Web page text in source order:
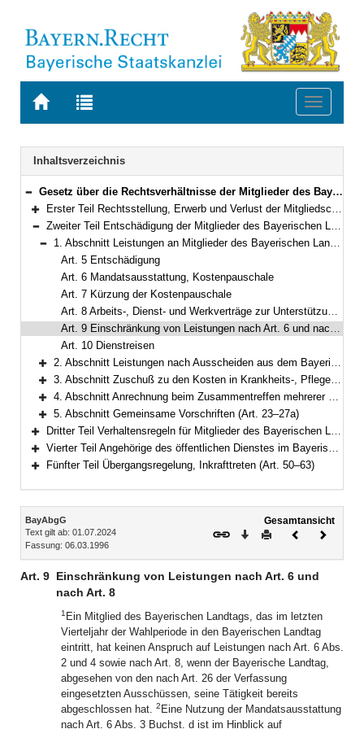
Zur
BAYERN.RECHT
Zur
letzten
Suche
Toggle
Navigation
Inhaltsverzeichnis
Bereich reduzieren
Gesetz über die Rechtsverhältnisse der Mitglieder des Bayerischen Landtags (Bayerisches Abgeordnetengesetz – BayAbgG) in der Fassung der Bekanntmachung vom 6. März 1996 (GVBl. S. 82) BayRS 1100-1-I (Art. 1–63)
Bereich erweitern
Erster Teil Rechtsstellung, Erwerb und Verlust der Mitgliedschaft, Ordnungsmaßnahmen (Art. 1–4a)
Bereich reduzieren
Zweiter Teil Entschädigung der Mitglieder des Bayerischen Landtags und Versorgung (Art. 5–27a)
Bereich reduzieren
1. Abschnitt Leistungen an Mitglieder des Bayerischen Landtags (Art. 5–10)
Art. 5 Entschädigung
Art. 6 Mandatsausstattung, Kostenpauschale
Art. 7 Kürzung der Kostenpauschale
Art. 8 Arbeits-, Dienst- und Werkverträge zur Unterstützung der parlamentarischen Arbeit
Art. 9 Einschränkung von Leistungen nach Art. 6 und nach Art. 8
Art. 10 Dienstreisen
Bereich erweitern
2. Abschnitt Leistungen nach Ausscheiden aus dem Bayerischen Landtag (Art. 11–19)
Bereich erweitern
3. Abschnitt Zuschuß zu den Kosten in Krankheits-, Pflege- und Geburtsfällen, Unterstützungen (Art. 20–21)
Bereich erweitern
4. Abschnitt Anrechnung beim Zusammentreffen mehrerer Bezüge aus öffentlichen Kassen (Art. 22)
Bereich erweitern
5. Abschnitt Gemeinsame Vorschriften (Art. 23–27a)
Bereich erweitern
Dritter Teil Verhaltensregeln für Mitglieder des Bayerischen Landtags (Art. 28–40)
Bereich erweitern
Vierter Teil Angehörige des öffentlichen Dienstes im Bayerischen Landtag (Art. 41–49)
Fünfter Teil Übergangsregelung, Inkrafttreten (Art. 50–63)
Inhalt
BayAbgG
Text gilt ab: 01.07.2024
Fassung: 06.03.1996
Gesamtansicht
Download
DruckenVorheriges
Art. 9 Einschränkung von Leistungen nach Art. 6 und
nach Art. 8
1 Ein Mitglied des Bayerischen Landtags, das im letzten
Vierteljahr der Wahlperiode in den Bayerischen Landtag
eintritt, hat keinen Anspruch auf Leistungen nach Art. 6 Abs.
2 und 4 sowie nach Art. 8, wenn der Bayerische Landtag,
abgesehen von den nach Art. 26 der Verfassung
eingesetzten Ausschüssen, seine Tätigkeit bereits
abgeschlossen hat. 2 Eine Nutzung der Mandatsausstattung
nach Art. 6 Abs. 3 Buchst. d ist im Hinblick auf